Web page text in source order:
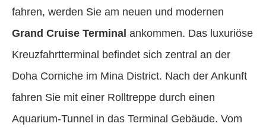
fahren, werden Sie am neuen und modernen
Grand Cruise Terminal ankommen. Das luxuriöse
Kreuzfahrtterminal befindet sich zentral an der
Doha Corniche im Mina District. Nach der Ankunft
fahren Sie mit einer Rolltreppe durch einen
Aquarium-Tunnel in das Terminal Gebäude. Vom